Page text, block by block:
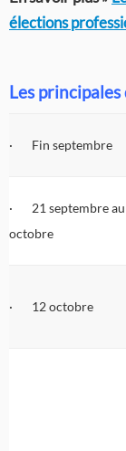
élections
Les
· Fin septembre
· 21 septembre
octobre
· 12 octobre